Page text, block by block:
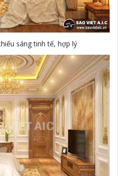
sáng tinh tế, hợp lý